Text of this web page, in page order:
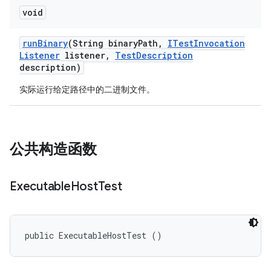
void
runBinary(String binaryPath , ITestInvocation
Listener listener, TestDescription
description)
实际运行给定路径中的二进制文件。
公共构造函数
ExecutableHostTest
public ExecutableHostTest ()